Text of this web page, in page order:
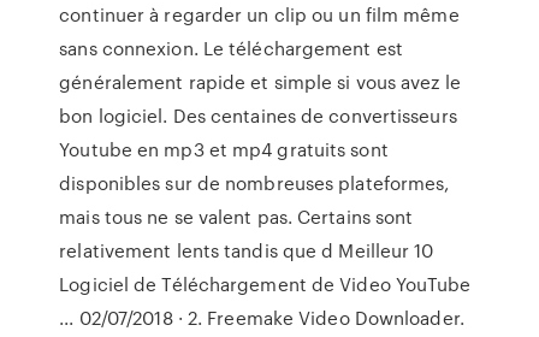
continuer à regarder un clip ou un film même
sans connexion. Le téléchargement est
généralement rapide et simple si vous avez le
bon logiciel. Des centaines de convertisseurs
Youtube en mp3 et mp4 gratuits sont
disponibles sur de nombreuses plateformes,
mais tous ne se valent pas. Certains sont
relativement lents tandis que d Meilleur 10
Logiciel de Téléchargement de Video YouTube
... 02/07/2018 · 2. Freemake Video Downloader.